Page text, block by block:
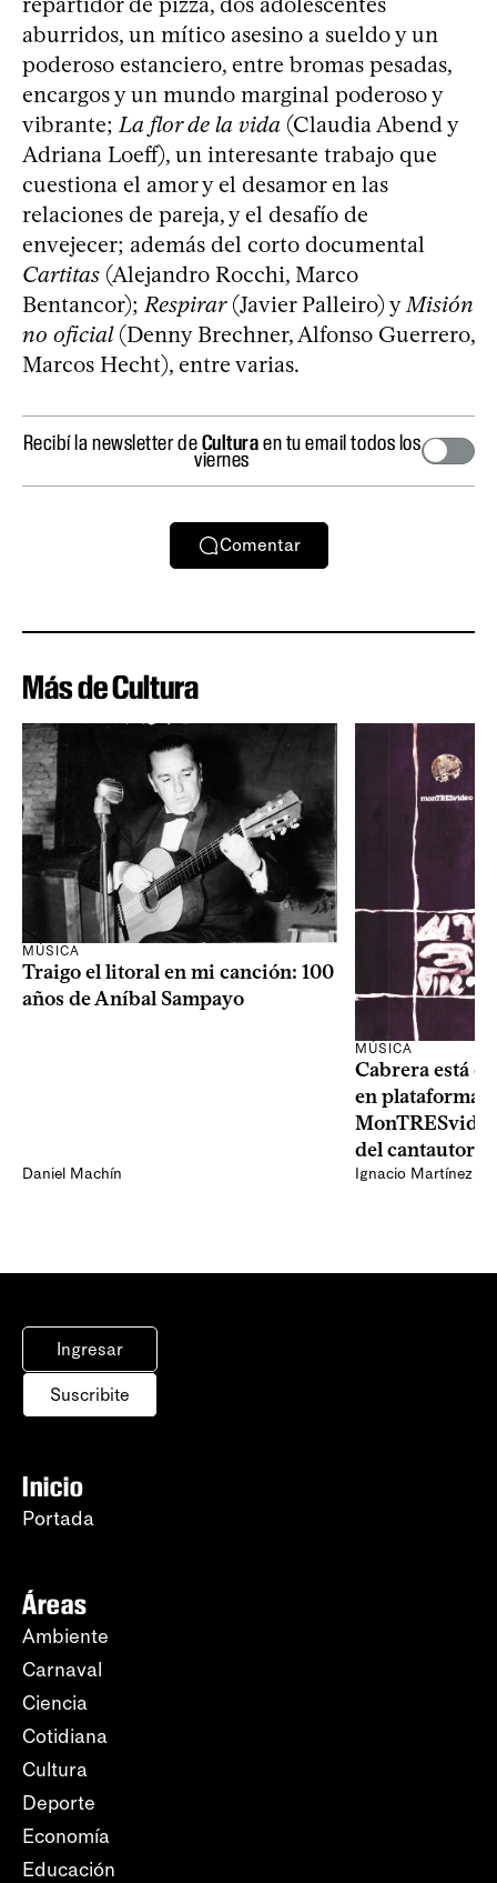
aburridos, un mítico asesino a sueldo y un
poderoso estanciero, entre bromas pesadas,
encargos y un mundo marginal poderoso y
vibrante;La flor de la vida (Claudia Abend y
Adriana Loeff), un interesante trabajo que
cuestiona el amor y el desamor en las
relaciones de pareja, y el desafío de
envejecer; además del corto documental
Cartitas (Alejandro Rocchi, Marco
Bentancor);Respirar(Javier Palleiro) yMisión
no oficial(Denny Brechner, Alfonso Guerrero,
Marcos Hecht), entre varias.
Recibí la newsletter deCulturaen tu email todos los
viernes
Comentar
Más de Cultura
MÚSICA
Traigo el litoral en mi canción: 100
años de Aníbal Sampayo
Daniel Machín
MÚSICA
Cabrera está
en plataformas
del cantautor
Ignacio Martínez
Ingresar
Suscribite
Inicio
Portada
Áreas
Ambiente
Carnaval
Ciencia
Cotidiana
Cultura
Deporte
Economía
Educación